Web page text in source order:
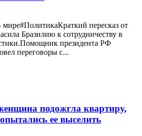
мире#ПолитикаКраткий пересказ от
Бразилию к сотрудничеству в
президента РФ
переговоры с...
подожгла квартиру,
ее выселить